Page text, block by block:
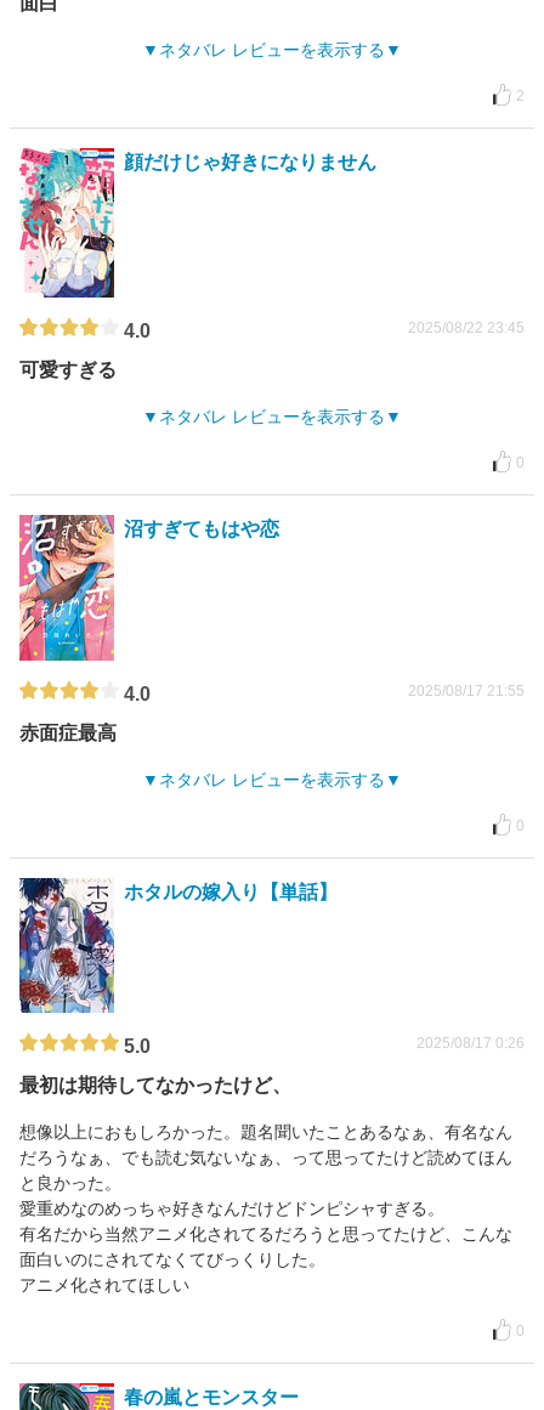
ネタバレ レビューを表示する
2
顔だけじゃ好きになりません
4.0 2025/08/22 23:45
可愛すぎる
ネタバレ レビューを表示する
0
沼すぎてもはや恋
4.0 2025/08/17 21:55
赤面症最高
ネタバレ レビューを表示する
0
ホタルの嫁入り【単話】
5.0 2025/08/17 0:26
最初は期待してなかったけど、
想像以上におもしろかった。題名聞いたことあるなぁ、有名なん
だろうなぁ、でも読む気ないなぁ、って思ってたけど読めてほん
と良かった。
愛重めなのめっちゃ好きなんだけどドンピシャすぎる。
有名だから当然アニメ化されてるだろうと思ってたけど、こんな
面白いのにされてなくてびっくりした。
アニメ化されてほしい
0
春の嵐とモンスター